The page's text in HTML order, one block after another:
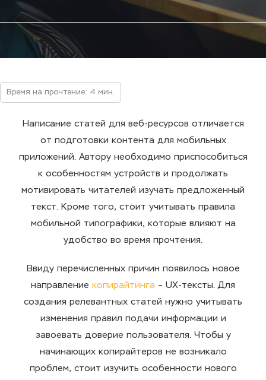
Время на прочтение: 4 мин.
Написание статей для веб-ресурсов отличается
от подготовки контента для мобильных
приложений. Автору необходимо приспособиться
к особенностям устройств и продолжать
мотивировать читателей изучать предложенный
текст. Кроме того, стоит учитывать правила
мобильной типографики, которые влияют на
удобство во время прочтения.
Ввиду перечисленных причин появилось новое
направление копирайтинга – UX-тексты. Для
создания релевантных статей нужно учитывать
изменения правил подачи информации и
завоевать доверие пользователя. Чтобы у
начинающих копирайтеров не возникало
проблем, стоит изучить особенности нового